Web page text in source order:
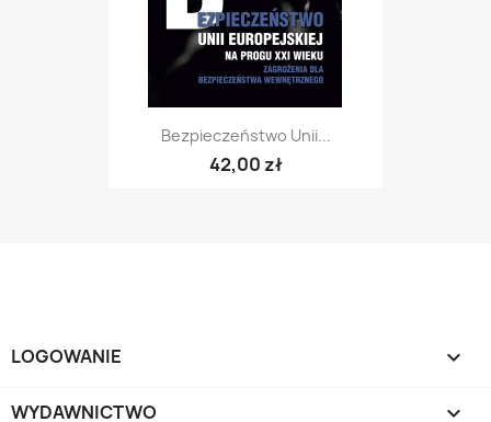
Bezpieczeństwo Unii...
42,00 zł
LOGOWANIE 
WYDAWNICTWO 